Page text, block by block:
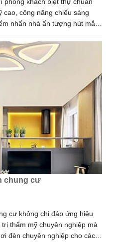
cao, công năng chiếu sáng
nhấn nhá ấn tượng hút mắt
không gian phòng khách sẽ
mẫu mã, chủng loại và kiểu
Top mẫu đèn trang trí nội
Hãy tham khảo một số thông
trang bị thêm nhiều kinh
chung cư
cư không chỉ đáp ứng hiệu
thẩm mỹ chuyên nghiệp mà
đèn chuyên nghiệp cho các